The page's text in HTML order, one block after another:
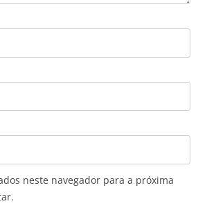
neste navegador para a próxima